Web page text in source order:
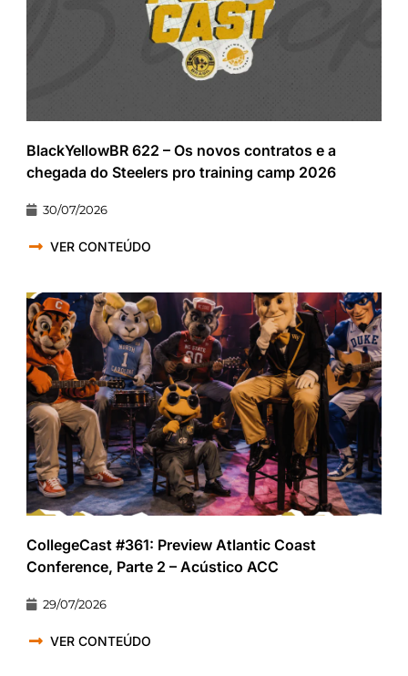
BlackYellowBR 622 – Os novos contratos e a
chegada do Steelers pro training camp 2026
30/07/2026
VER CONTEÚDO
CollegeCast #361: Preview Atlantic Coast
Conference, Parte 2 – Acústico ACC
29/07/2026
VER CONTEÚDO